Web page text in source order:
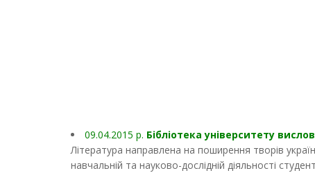
09.04.2015 р. Бібліотека університету
Література направлена на поширення творів
навчальній та науково-дослідній діяльності